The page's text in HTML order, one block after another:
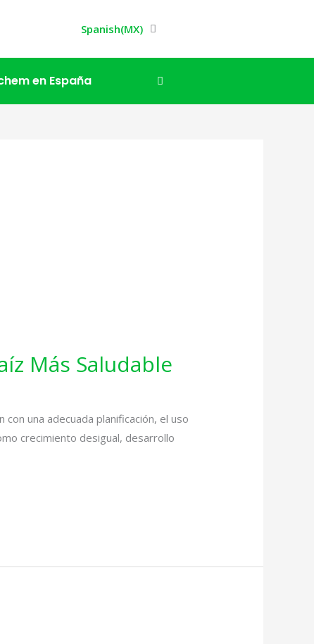
Spanish(MX)
en España
Más Saludable
una adecuada planificación, el uso
crecimiento desigual, desarrollo